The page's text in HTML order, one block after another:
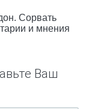
Сорвать
и мнения
Ваш